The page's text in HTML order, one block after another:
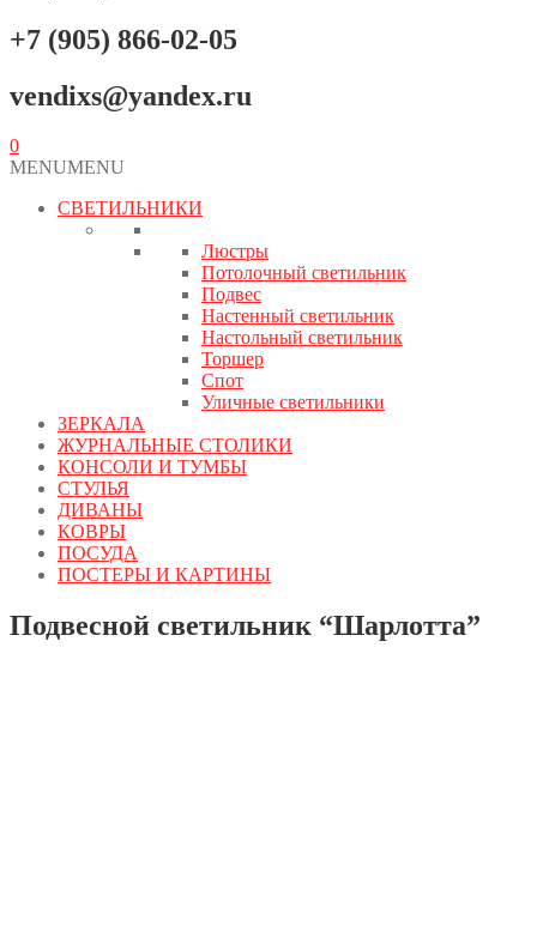
+7 (905) 866-02-05
vendixs@yandex.ru
0
MENUMENU
СВЕТИЛЬНИКИ
Люстры
Потолочный светильник
Подвес
Настенный светильник
Настольный светильник
Торшер
Спот
Уличные светильники
ЗЕРКАЛА
ЖУРНАЛЬНЫЕ СТОЛИКИ
КОНСОЛИ И ТУМБЫ
СТУЛЬЯ
ДИВАНЫ
КОВРЫ
ПОСУДА
ПОСТЕРЫ И КАРТИНЫ
Подвесной светильник “Шарлотта”